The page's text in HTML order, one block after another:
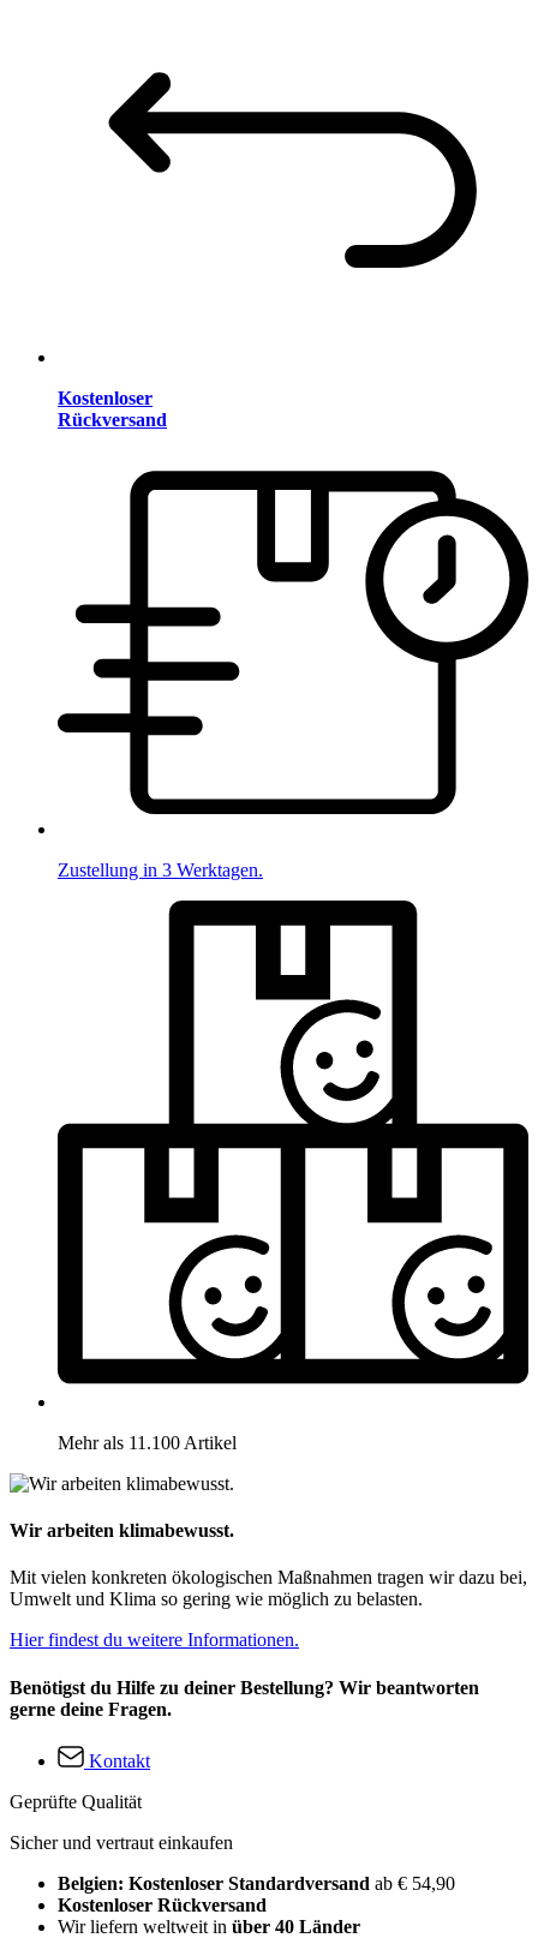
Kostenloser
Rückversand
Zustellung in 3 Werktagen.
Mehr als 11.100 Artikel
Wir arbeiten klimabewusst.
Mit vielen konkreten ökologischen Maßnahmen tragen wir dazu bei,
Umwelt und Klima so gering wie möglich zu belasten.
Hier findest du weitere Informationen.
Benötigst du Hilfe zu deiner Bestellung? Wir beantworten
gerne deine Fragen.
Kontakt
Geprüfte Qualität
Sicher und vertraut einkaufen
Belgien: Kostenloser Standardversand ab € 54,90
Kostenloser Rückversand
Wir liefern weltweit in über 40 Länder